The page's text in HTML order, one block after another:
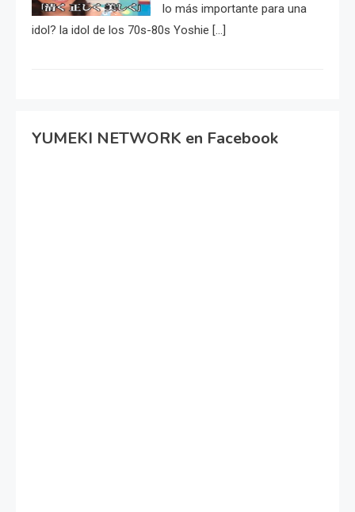
lo más importante para una
idol? la idol de los 70s-80s Yoshie […]
YUMEKI NETWORK en Facebook